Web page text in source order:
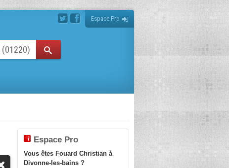
Espace Pro
Espace Pro
Vous êtes Fouard Christian à
Divonne-les-bains ?